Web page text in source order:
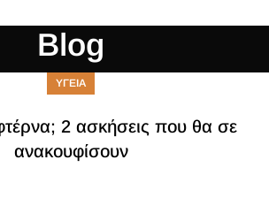
Blog
ΥΓΕΙΑ
2 ασκήσεις που θα σε
ανακουφίσουν